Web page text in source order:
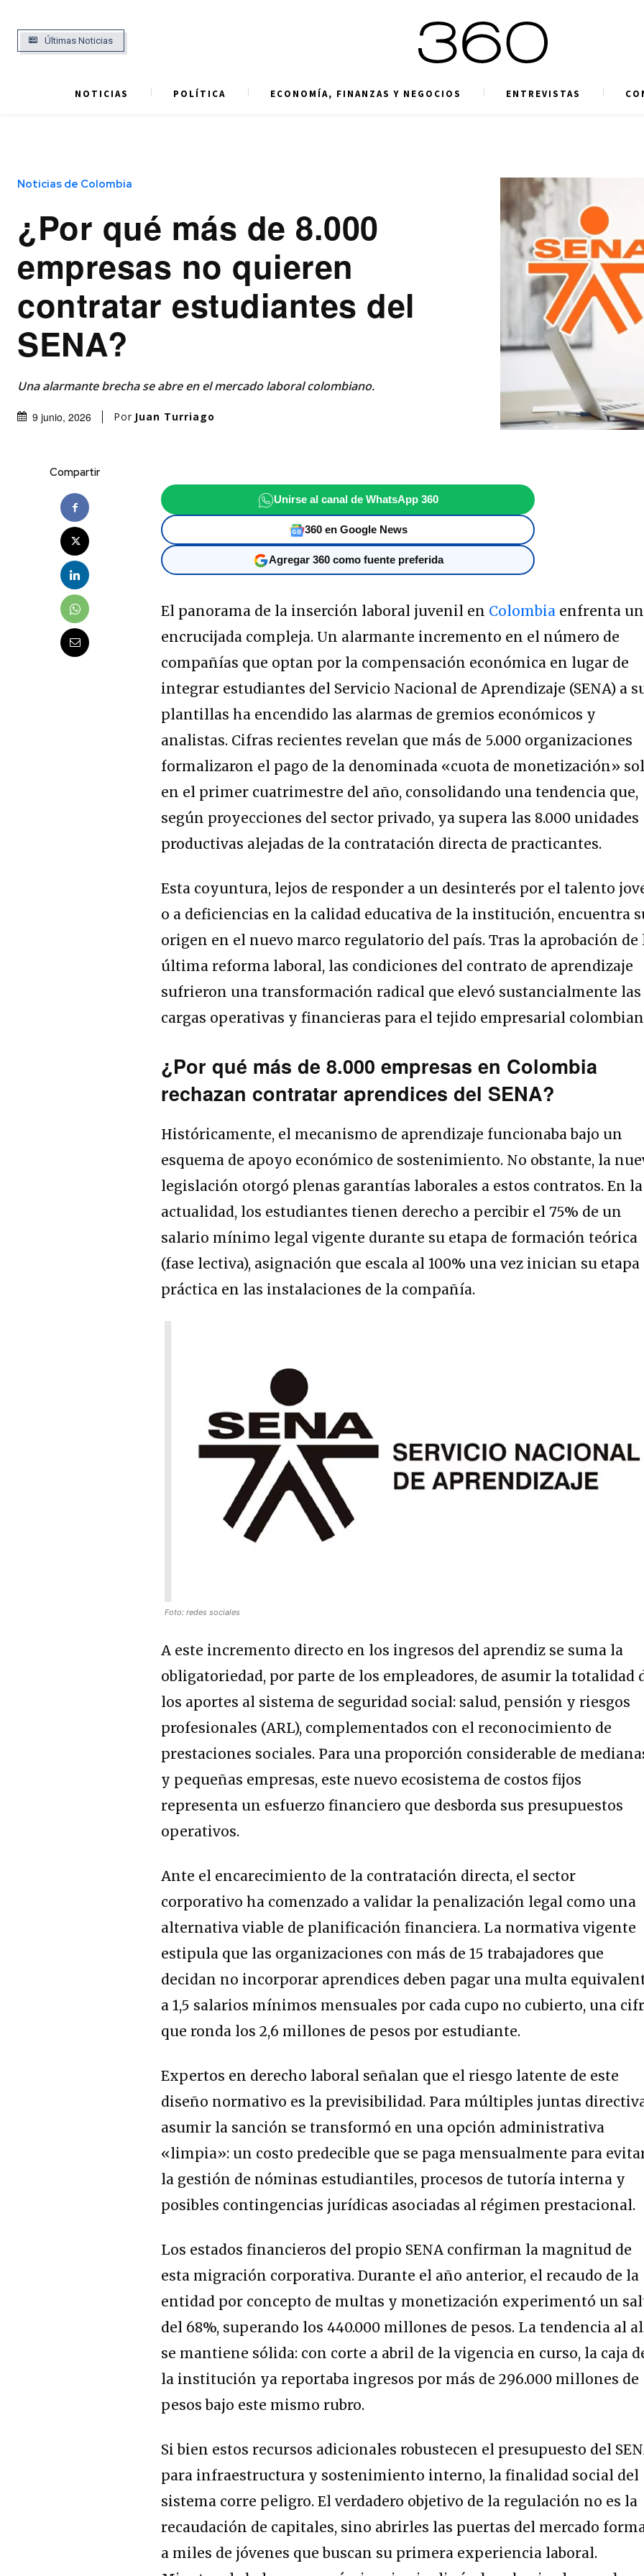
Últimas Noticias
NOTICIAS POLÍTICA ECONOMÍA, FINANZAS Y NEGOCIOS ENTREVISTAS
Noticias de Colombia
¿Por qué más de 8.000
empresas no quieren
contratar estudiantes del
SENA?
Una alarmante brecha se abre en el mercado laboral colombiano.
9 junio, 2026 Por Juan Turriago
Compartir
Unirse al canal de WhatsApp 360
360 en Google News
Agregar 360 como fuente preferida
El panorama de la inserción laboral juvenil en Colombia enfrenta
encrucijada compleja. Un alarmante incremento en el número de
compañías que optan por la compensación económica en lugar de
integrar estudiantes del Servicio Nacional de Aprendizaje (SENA) a
plantillas ha encendido las alarmas de gremios económicos y
analistas. Cifras recientes revelan que más de 5.000 organizaciones
formalizaron el pago de la denominada «cuota de monetización»
en el primer cuatrimestre del año, consolidando una tendencia que,
según proyecciones del sector privado, ya supera las 8.000 unidades
productivas alejadas de la contratación directa de practicantes.
Esta coyuntura, lejos de responder a un desinterés por el talento
o a deficiencias en la calidad educativa de la institución, encuentra
origen en el nuevo marco regulatorio del país. Tras la aprobación de
última reforma laboral, las condiciones del contrato de aprendizaje
sufrieron una transformación radical que elevó sustancialmente las
cargas operativas y financieras para el tejido empresarial
¿Por qué más de 8.000 empresas en Colombia
rechazan contratar aprendices del SENA?
Históricamente, el mecanismo de aprendizaje funcionaba bajo un
esquema de apoyo económico de sostenimiento. No obstante, la
legislación otorgó plenas garantías laborales a estos contratos. En la
actualidad, los estudiantes tienen derecho a percibir el 75% de un
salario mínimo legal vigente durante su etapa de formación teórica
(fase lectiva), asignación que escala al 100% una vez inician su etapa
práctica en las instalaciones de la compañía.
Foto: redes sociales
A este incremento directo en los ingresos del aprendiz se suma la
obligatoriedad, por parte de los empleadores, de asumir la totalidad
los aportes al sistema de seguridad social: salud, pensión y riesgos
profesionales (ARL), complementados con el reconocimiento de
prestaciones sociales. Para una proporción considerable de
y pequeñas empresas, este nuevo ecosistema de costos fijos
representa un esfuerzo financiero que desborda sus presupuestos
operativos.
Ante el encarecimiento de la contratación directa, el sector
corporativo ha comenzado a validar la penalización legal como una
alternativa viable de planificación financiera. La normativa vigente
estipula que las organizaciones con más de 15 trabajadores que
decidan no incorporar aprendices deben pagar una multa
a 1,5 salarios mínimos mensuales por cada cupo no cubierto, una
que ronda los 2,6 millones de pesos por estudiante.
Expertos en derecho laboral señalan que el riesgo latente de este
diseño normativo es la previsibilidad. Para múltiples juntas
asumir la sanción se transformó en una opción administrativa
«limpia»: un costo predecible que se paga mensualmente para
la gestión de nóminas estudiantiles, procesos de tutoría interna y
posibles contingencias jurídicas asociadas al régimen prestacional.
Los estados financieros del propio SENA confirman la magnitud de
esta migración corporativa. Durante el año anterior, el recaudo de la
entidad por concepto de multas y monetización experimentó un
del 68%, superando los 440.000 millones de pesos. La tendencia al
se mantiene sólida: con corte a abril de la vigencia en curso, la caja
la institución ya reportaba ingresos por más de 296.000 millones de
pesos bajo este mismo rubro.
Si bien estos recursos adicionales robustecen el presupuesto del
para infraestructura y sostenimiento interno, la finalidad social del
sistema corre peligro. El verdadero objetivo de la regulación no es la
recaudación de capitales, sino abrirles las puertas del mercado
a miles de jóvenes que buscan su primera experiencia laboral.